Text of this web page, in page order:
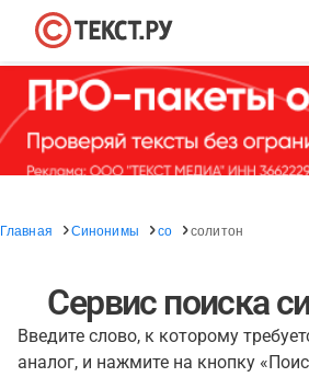
Главная Синонимы со солитон
Сервис поиска
Введите слово, к которому
аналог, и нажмите на кнопку